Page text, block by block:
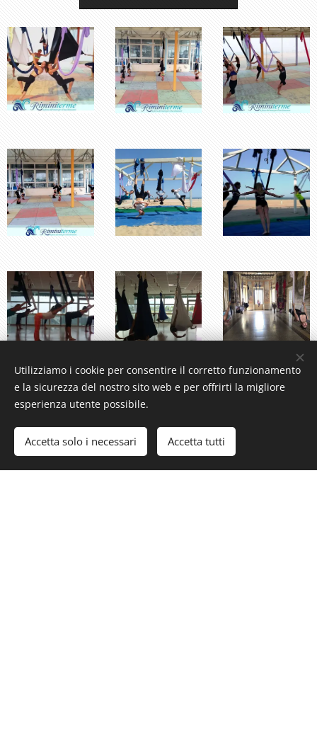
Utilizziamo i cookie per consentire il corretto funzionamento
e la sicurezza del nostro sito web e per offrirti la migliore
esperienza utente possibile.
Accetta solo i necessari Accetta tutti